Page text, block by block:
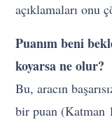
açıklamaları onu
Puanım beni
koyarsa ne olur?
Bu, aracın
bir puan (Katman